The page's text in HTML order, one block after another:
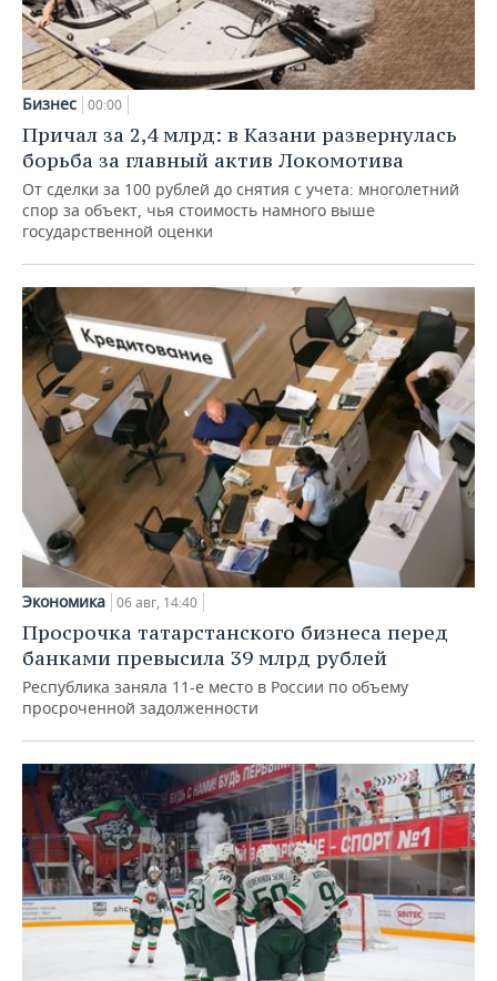
Бизнес 00:00
Причал за 2,4 млрд: в Казани развернулась
борьба за главный актив Локомотива
От сделки за 100 рублей до снятия с учета: многолетний
спор за объект, чья стоимость намного выше
государственной оценки
Экономика 06 авг, 14:40
Просрочка татарстанского бизнеса перед
банками превысила 39 млрд рублей
Республика заняла 11-е место в России по объему
просроченной задолженности